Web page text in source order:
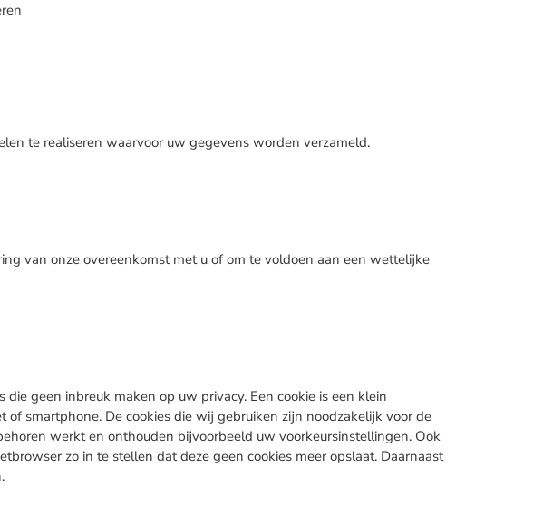
te realiseren waarvoor uw gegevens worden verzameld.
van onze overeenkomst met u of om te voldoen aan een wettelijke
geen inbreuk maken op uw privacy. Een cookie is een klein
smartphone. De cookies die wij gebruiken zijn noodzakelijk voor de
werkt en onthouden bijvoorbeeld uw voorkeursinstellingen. Ook
zo in te stellen dat deze geen cookies meer opslaat. Daarnaast